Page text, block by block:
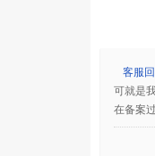
客服
可就是
在备案